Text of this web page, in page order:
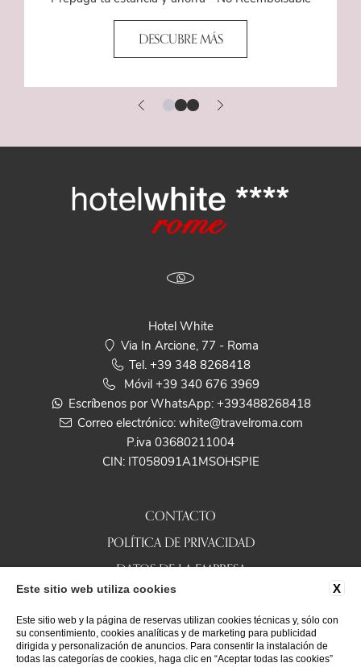
DESCUBRE MÁS
Hotel White
Via In Arcione, 77 - Roma
Tel.+39 348 8268418
Móvil +39 340 676 3969
Escríbenos por WhatsApp:+393488268418
Correo electrónico: white@travelroma.com
P.iva 03680211004
CIN: IT058091A1MSOHSPIE
CONTACTO
POLÍTICA DE PRIVACIDAD
DATOS DE LA EMPRESA
COOKIE
ACCESSIBILITY
X
Este sitio web utiliza cookies
Este sitio web y la página de reservas utilizan cookies técnicas y, sólo con
su consentimiento, cookies analíticas y de marketing para publicidad
dirigida y personalización de anuncios. Para consentir la instalación de
todas las categorías de cookies, haga clic en “Aceptar todas las cookies”